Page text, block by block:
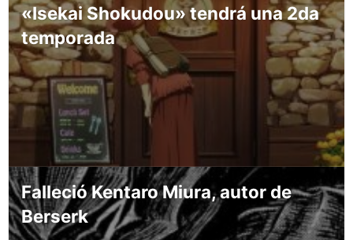
«Isekai Shokudou» tendrá una 2da
temporada
Falleció Kentaro Miura, autor de
Berserk